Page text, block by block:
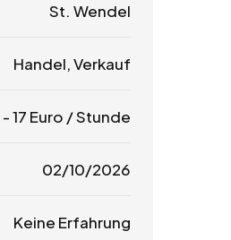
St. Wendel
Handel, Verkauf
-17 Euro / Stunde
02/10/2026
Keine Erfahrung